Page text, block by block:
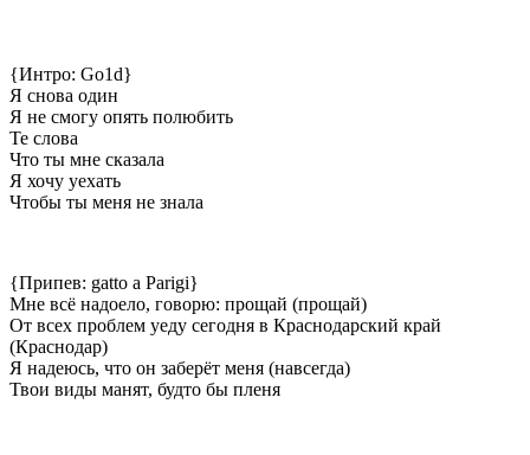
{Интро: Go1d}
Я снова один
Я не смогу опять полюбить
Те слова
Что ты мне сказала
Я хочу уехать
Чтобы ты меня не знала
{Припев: gatto a Parigi}
Мне всё надоело, говорю: прощай (прощай)
От всех проблем уеду сегодня в Краснодарский край
(Краснодар)
Я надеюсь, что он заберёт меня (навсегда)
Твои виды манят, будто бы пленя